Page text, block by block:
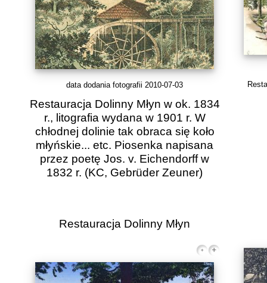
data dodania fotografii 2010-07-03
Restauracja Dolinny Młyn w ok. 1834
r., litografia wydana w 1901 r. W
chłodnej dolinie tak obraca się koło
młyńskie... etc. Piosenka napisana
przez poetę Jos. v. Eichendorff w
1832 r. (KC, Gebrüder Zeuner)
Restauracja Dolinny Młyn